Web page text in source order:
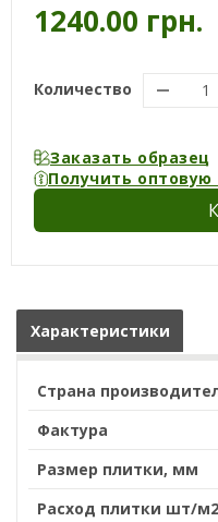
1240.00 грн.
Количество
Заказать образец
Получить оптовую
Характеристики
Страна
Фактура
Размер плитки, мм
Расход плитки шт/м2